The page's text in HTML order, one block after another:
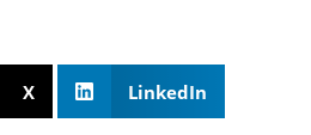
X LinkedIn